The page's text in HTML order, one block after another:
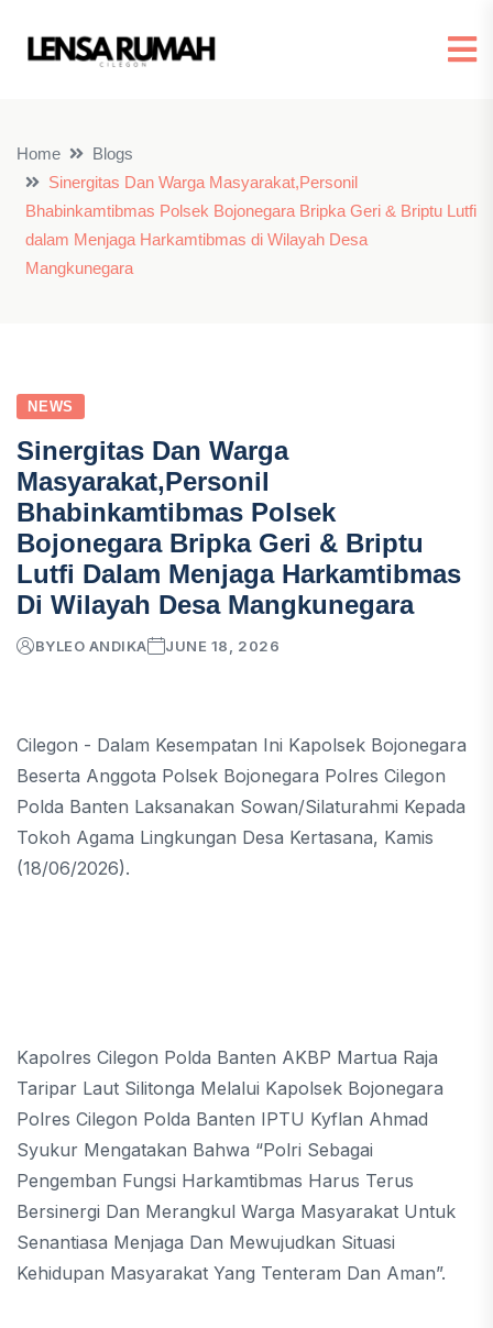
Home
Blogs
Sinergitas Dan Warga Masyarakat,Personil
Bhabinkamtibmas Polsek Bojonegara Bripka Geri & Briptu Lutfi
dalam Menjaga Harkamtibmas di Wilayah Desa
Mangkunegara
NEWS
Sinergitas Dan Warga
Masyarakat,Personil
Bhabinkamtibmas Polsek
Bojonegara Bripka Geri & Briptu
Lutfi Dalam Menjaga Harkamtibmas
Di Wilayah Desa Mangkunegara
BYLEO ANDIKA JUNE 18, 2026
Cilegon - Dalam Kesempatan Ini Kapolsek Bojonegara
Beserta Anggota Polsek Bojonegara Polres Cilegon
Polda Banten Laksanakan Sowan/Silaturahmi Kepada
Tokoh Agama Lingkungan Desa Kertasana, Kamis
(18/06/2026).
Kapolres Cilegon Polda Banten AKBP Martua Raja
Taripar Laut Silitonga Melalui Kapolsek Bojonegara
Polres Cilegon Polda Banten IPTU Kyflan Ahmad
Syukur Mengatakan Bahwa “Polri Sebagai
Pengemban Fungsi Harkamtibmas Harus Terus
Bersinergi Dan Merangkul Warga Masyarakat Untuk
Senantiasa Menjaga Dan Mewujudkan Situasi
Kehidupan Masyarakat Yang Tenteram Dan Aman”.